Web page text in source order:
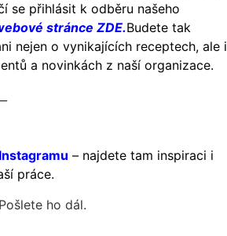
se přihlásit k odběru našeho
stránce ZDE.Budete tak
nejen o vynikajících receptech, ale i
a novinkách z naší organizace.
Instagramu – najdete tam inspiraci i
práce.
ho dál.